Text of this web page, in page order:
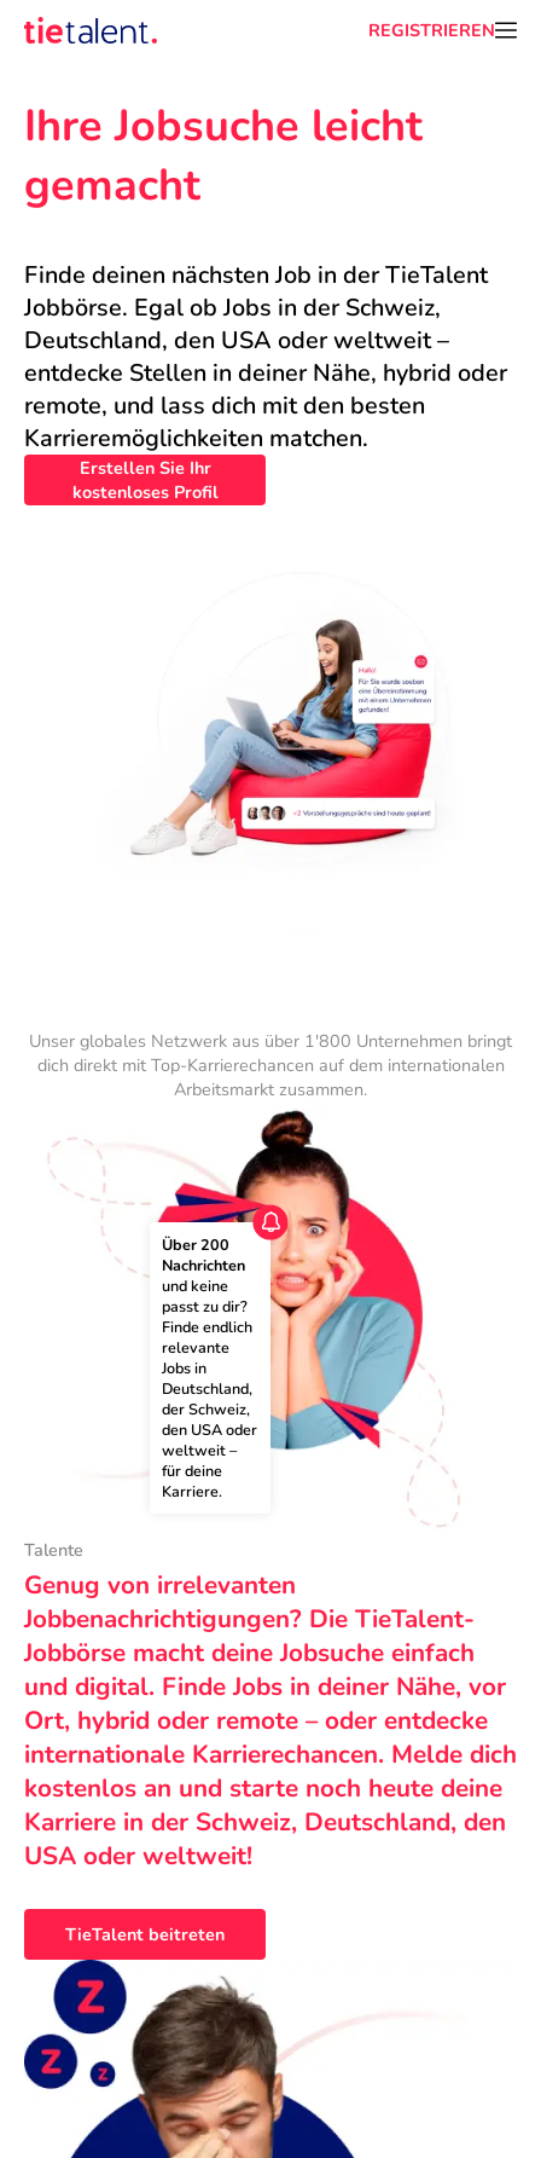
REGISTRIEREN
Ihre Jobsuche leicht
gemacht
Finde deinen nächsten Job in der TieTalent
Jobbörse. Egal ob Jobs in der Schweiz,
Deutschland, den USA oder weltweit –
entdecke Stellen in deiner Nähe, hybrid oder
remote, und lass dich mit den besten
Karrieremöglichkeiten matchen.
Erstellen Sie Ihr
kostenloses Profil
Unser globales Netzwerk aus über 1'800 Unternehmen bringt
dich direkt mit Top-Karrierechancen auf dem internationalen
Arbeitsmarkt zusammen.
Über 200
Nachrichten
und keine
passt zu dir?
Finde endlich
relevante
Jobs in
Deutschland,
der Schweiz,
den USA oder
weltweit –
für deine
Karriere.
Talente
Genug von irrelevanten
Jobbenachrichtigungen? Die TieTalent-
Jobbörse macht deine Jobsuche einfach
und digital. Finde Jobs in deiner Nähe, vor
Ort, hybrid oder remote – oder entdecke
internationale Karrierechancen. Melde dich
kostenlos an und starte noch heute deine
Karriere in der Schweiz, Deutschland, den
USA oder weltweit!
TieTalent beitreten